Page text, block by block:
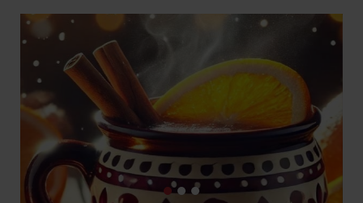
1 2 3